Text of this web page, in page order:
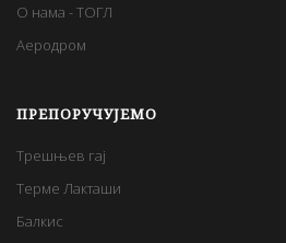
О нама - ТОГЛ
Аеродром
ПРЕПОРУЧУЈЕМО
Трешњев гај
Терме Лакташи
Балкис